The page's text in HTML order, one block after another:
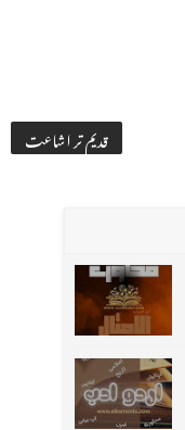
قدیم تر اشاعت